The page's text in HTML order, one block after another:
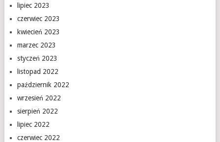
lipiec 2023
czerwiec 2023
kwiecień 2023
marzec 2023
styczeń 2023
listopad 2022
październik 2022
wrzesień 2022
sierpień 2022
lipiec 2022
czerwiec 2022